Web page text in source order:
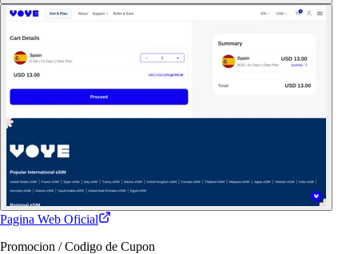
Pagina Web Oficial
Promocion / Codigo de Cupon